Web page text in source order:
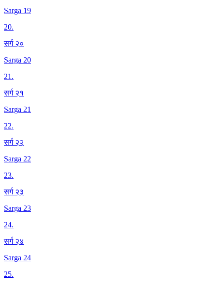
Sarga 19
20.
सर्ग २०
Sarga 20
21.
सर्ग २१
Sarga 21
22.
सर्ग २२
Sarga 22
23.
सर्ग २३
Sarga 23
24.
सर्ग २४
Sarga 24
25.